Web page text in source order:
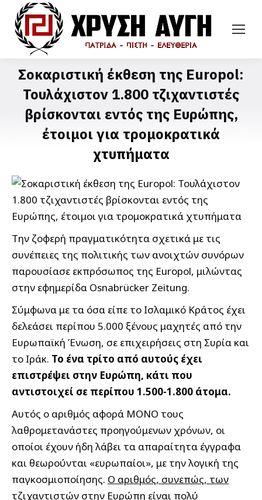
Σοκαριστική έκθεση της Europol:
Τουλάχιστον 1.800 τζιχαντιστές
βρίσκονται εντός της Ευρώπης,
έτοιμοι για τρομοκρατικά
χτυπήματα
Την ζοφερή πραγματικότητα σχετικά με τις
συνέπειες της πολιτικής των ανοιχτών συνόρων
παρουσίασε εκπρόσωπος της Europol, μιλώντας
στην εφημερίδα Osnabrücker Zeitung.
Σύμφωνα με τα όσα είπε το Ισλαμικό Κράτος έχει
δελεάσει περίπου 5.000 ξένους μαχητές από την
Ευρωπαϊκή Ένωση, σε επιχειρήσεις στη Συρία και
το Ιράκ. Το ένα τρίτο από αυτούς έχει
επιστρέψει στην Ευρώπη, κάτι που
αντιστοιχεί σε περίπου 1.500-1.800 άτομα.
Αυτός ο αριθμός αφορά ΜΟΝΟ τους
λαθρομετανάστες προηγούμενων χρόνων, οι
οποίοι έχουν ήδη λάβει τα απαραίτητα έγγραφα
και θεωρούνται «ευρωπαίοι», με την λογική της
παγκοσμιοποίησης. Ο αριθμός, συνεπώς, των
τζιχαντιστών στην Ευρώπη είναι πολύ